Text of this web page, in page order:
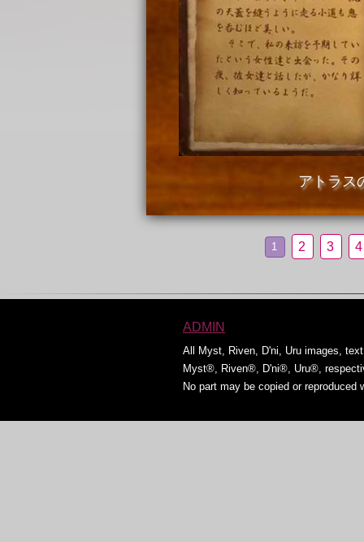
アトラス
1 2 3 4
ADMIN
All Myst, Riven, D'ni, Uru images,
Myst®, Riven®, D'ni®, Uru®,
No part may be copied or